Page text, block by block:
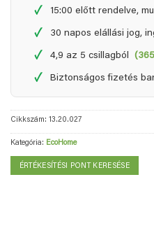
✓ 15:00 előtt rendelve,
✓ 30 napos elállási jog,
✓ 4,9 az 5 csillagból
✓ Biztonságos fizetés
Cikkszám: 13.20.027
Kategória: EcoHome
ÉRTÉKESÍTÉSI PONT KERESÉSE